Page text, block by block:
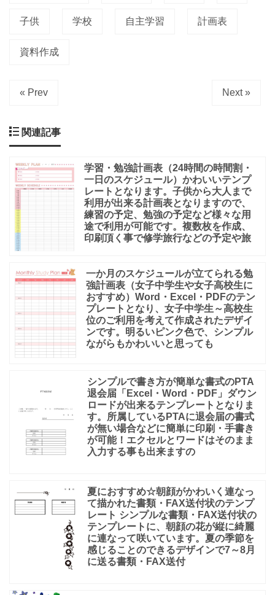
子供 学校 自主学習 計画表
資料作成
« Prev Next »
関連記事
学習・勉強計画表（24時間の時間割・
一日のスケジュール）かわいいテンプ
レートとなります。子供から大人まで
利用が出来る計画表となりますので、
練習の予定、勉強の予定など様々な用
途で利用が可能です。複数枚を作成、
印刷頂く事で修学旅行などの予定や旅
一か月のスケジュールが立てられる勉
強計画表（女子中学生や女子高校生に
おすすめ）Word・Excel・PDFのテン
プレートとなり、女子中学生～高校生
位のご利用を考えて作成されたデザイ
ンです。明るいピンク色で、シンプル
ながらもかわいいと思っても
シンプルで書き方が簡単な書式のPTA
退会届「Excel・Word・PDF」ダウン
ロードが出来るテンプレートとなりま
す。所属しているPTAに退会届の書式
が無い場合などに簡単に印刷・手書き
が可能！エクセルとワードはそのまま
入力する事も出来ますの
夏におすすめ☆朝顔がかわいく連なっ
て描かれた書類・FAX送付状のテンプ
レート シンプルな書類・FAX送付状の
テンプレートに、朝顔の花が縦に綺麗
に連なって咲いています。夏の季節を
感じることのできるデザインで7～8月
に送る書類・FAX送付